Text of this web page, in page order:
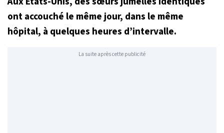
ont accouché le même jour, dans le même
hôpital, à quelques heures d’intervalle.
La suite après cette publicité